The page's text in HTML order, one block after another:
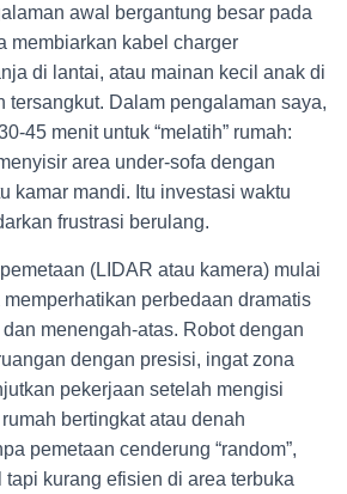
awal bergantung besar pada
membiarkan kabel charger
di lantai, atau mainan kecil anak di
tersangkut. Dalam pengalaman saya,
45 menit untuk “melatih” rumah:
area under-sofa dengan
kamar mandi. Itu investasi waktu
frustrasi berulang.
(LIDAR atau kamera) mulai
perbedaan dramatis
menengah-atas. Robot dengan
dengan presisi, ingat zona
pekerjaan setelah mengisi
bertingkat atau denah
pemetaan cenderung “random”,
kurang efisien di area terbuka